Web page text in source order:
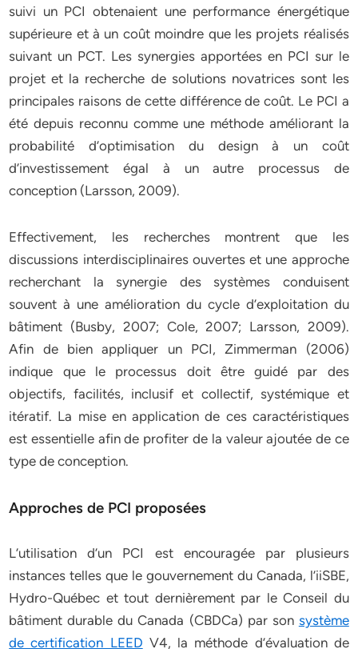
suivi un PCI obtenaient une performance énergétique
supérieure et à un coût moindre que les projets réalisés
suivant un PCT. Les synergies apportées en PCI sur le
projet et la recherche de solutions novatrices sont les
principales raisons de cette différence de coût. Le PCI a
été depuis reconnu comme une méthode améliorant la
probabilité d’optimisation du design à un coût
d’investissement égal à un autre processus de
conception (Larsson, 2009).
Effectivement, les recherches montrent que les
discussions interdisciplinaires ouvertes et une approche
recherchant la synergie des systèmes conduisent
souvent à une amélioration du cycle d’exploitation du
bâtiment (Busby, 2007; Cole, 2007; Larsson, 2009).
Afin de bien appliquer un PCI, Zimmerman (2006)
indique que le processus doit être guidé par des
objectifs, facilités, inclusif et collectif, systémique et
itératif. La mise en application de ces caractéristiques
est essentielle afin de profiter de la valeur ajoutée de ce
type de conception.
Approches de PCI proposées
L’utilisation d’un PCI est encouragée par plusieurs
instances telles que le gouvernement du Canada, l’iiSBE,
Hydro-Québec et tout dernièrement par le Conseil du
bâtiment durable du Canada (CBDCa) par son système
de certification LEED V4, la méthode d’évaluation de